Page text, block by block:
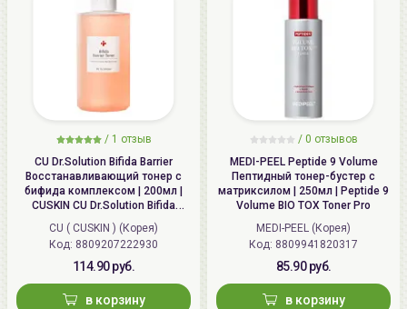
/ 1 отзыв
CU Dr.Solution Bifida Barrier
Восстанавливающий тонер с
бифида комплексом | 200мл |
CUSKIN CU Dr.Solution Bifida
Barrier Toner
CU ( CUSKIN ) (Корея)
Код: 8809207222930
114.90 руб.
в корзину
/ 0 отзывов
MEDI-PEEL Peptide 9 Volume
Пептидный тонер-бустер с
матриксилом | 250мл | Peptide 9
Volume BIO TOX Toner Pro
MEDI-PEEL (Корея)
Код: 8809941820317
85.90 руб.
в корзину